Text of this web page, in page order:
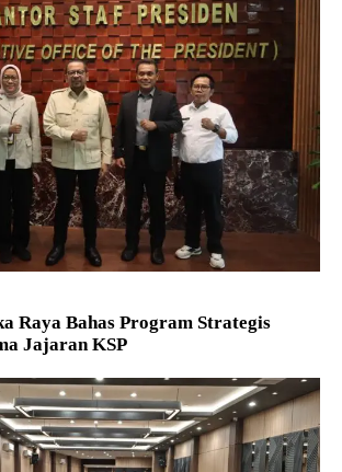
Raya Bahas Program Strategis
Jajaran KSP